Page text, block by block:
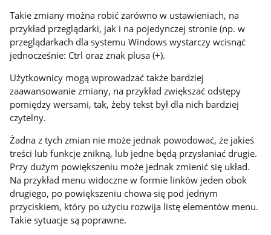
Takie zmiany można robić zarówno w ustawieniach, na
przykład przeglądarki, jak i na pojedynczej stronie (np. w
przeglądarkach dla systemu Windows wystarczy wcisnąć
jednocześnie: Ctrl oraz znak plusa (+).
Użytkownicy mogą wprowadzać także bardziej
zaawansowanie zmiany, na przykład zwiększać odstępy
pomiędzy wersami, tak, żeby tekst był dla nich bardziej
czytelny.
Żadna z tych zmian nie może jednak powodować, że jakieś
treści lub funkcje znikną, lub jedne będą przysłaniać drugie.
Przy dużym powiększeniu może jednak zmienić się układ.
Na przykład menu widoczne w formie linków jeden obok
drugiego, po powiększeniu chowa się pod jednym
przyciskiem, który po użyciu rozwija listę elementów menu.
Takie sytuacje są poprawne.